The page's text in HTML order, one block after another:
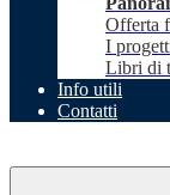
Offerta
I
Libri di
Info utili
Contatti